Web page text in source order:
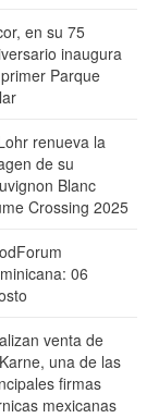
en su 75
inaugura
Parque
renueva la
de su
Blanc
Crossing 2025
06
venta de
una de las
firmas
mexicanas